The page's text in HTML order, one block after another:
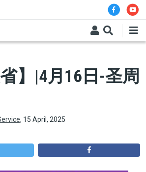
省】|4月16日-圣周
, 15 April, 2025